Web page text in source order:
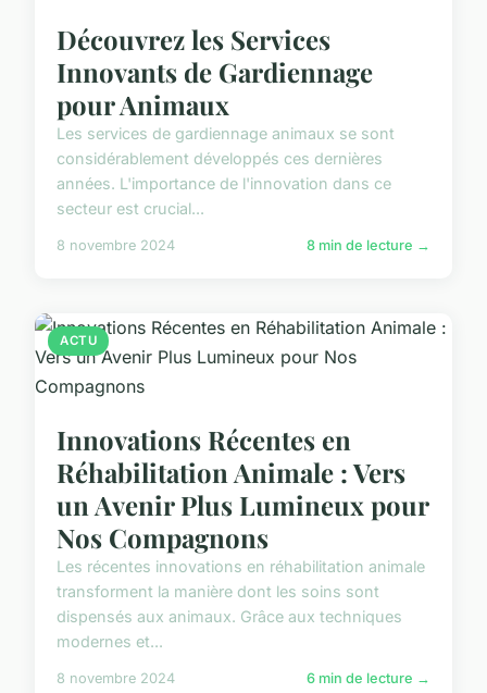
Découvrez les Services
Innovants de Gardiennage
pour Animaux
Les services de gardiennage animaux se sont
considérablement développés ces dernières
années. L'importance de l'innovation dans ce
secteur est crucial...
8 novembre 2024 8 min de lecture →
ACTU
Innovations Récentes en
Réhabilitation Animale : Vers
un Avenir Plus Lumineux pour
Nos Compagnons
Les récentes innovations en réhabilitation animale
transforment la manière dont les soins sont
dispensés aux animaux. Grâce aux techniques
modernes et...
8 novembre 2024 6 min de lecture →